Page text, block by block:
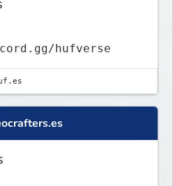
⊹ [ discord.gg/hufverse